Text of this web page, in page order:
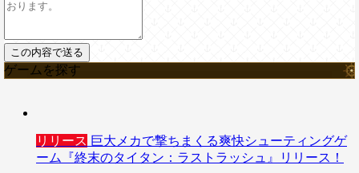
ゲームを探す
リリース 巨大メカで撃ちまくる爽快シューティングゲ
ーム『終末のタイタン：ラストラッシュ』リリース！